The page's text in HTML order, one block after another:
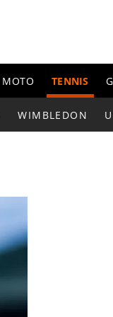
MOTO TENNIS
WIMBLEDON